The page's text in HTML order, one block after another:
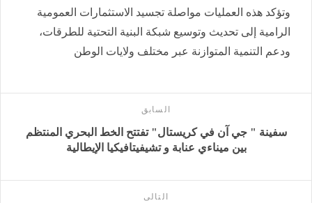
وتؤكد هذه العمليات مواصلة تجسيد الاستثمارات العمومية
الرامية إلى تحديث وتوسيع شبكة البنية التحتية للطرقات،
ودعم التنمية المتوازنة عبر مختلف ولايات الوطن
السابق
سفينة " جي آن في كريستال" تفتتح الخط البحري المنتظم
بين ميناءي عنابة و تشيفيتافيكيا الإيطالية
التالى